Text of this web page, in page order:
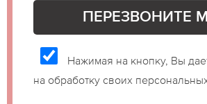
Нажимая на кнопку, Вы
на обработку своих